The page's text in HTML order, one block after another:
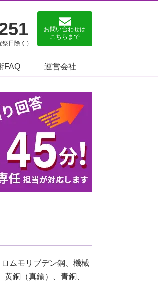
日除く）
お問い合わせは
こちらまで
FAQ 運営会社
ムモリブデン鋼、機械
銅（真鍮）、青銅、